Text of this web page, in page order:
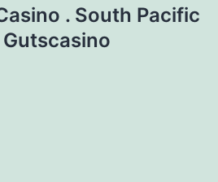
. South Pacific